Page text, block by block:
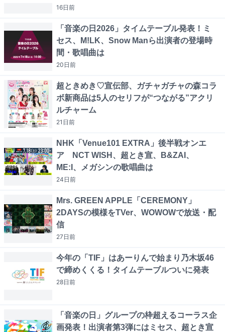
16日前
「音楽の日2026」タイムテーブル発表！ミ
セス、M!LK、Snow Manら出演者の登場時
間・歌唱曲は
20日前
超ときめき♡宣伝部、ガチャガチャの森コラ
ボ新商品は5人のセリフが“つながる”アクリ
ルチャーム
21日前
NHK「Venue101 EXTRA」後半戦オンエ
ア NCT WISH、超とき宣、B&ZAI、
ME:I、メガシンの歌唱曲は
24日前
Mrs. GREEN APPLE「CEREMONY」
2DAYSの模様をTVer、WOWOWで放送・配
信
27日前
今年の「TIF」はあーりんで始まり乃木坂46
で締めくくる！タイムテーブルついに発表
28日前
「音楽の日」グループの枠超えるコーラス企
画発表！出演者第3弾にはミセス、超とき宣